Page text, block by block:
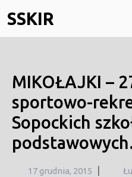
to
content
SSKIR
MIKOŁAJKI –
sportowo-
Sopockich
17 grudnia, 201517